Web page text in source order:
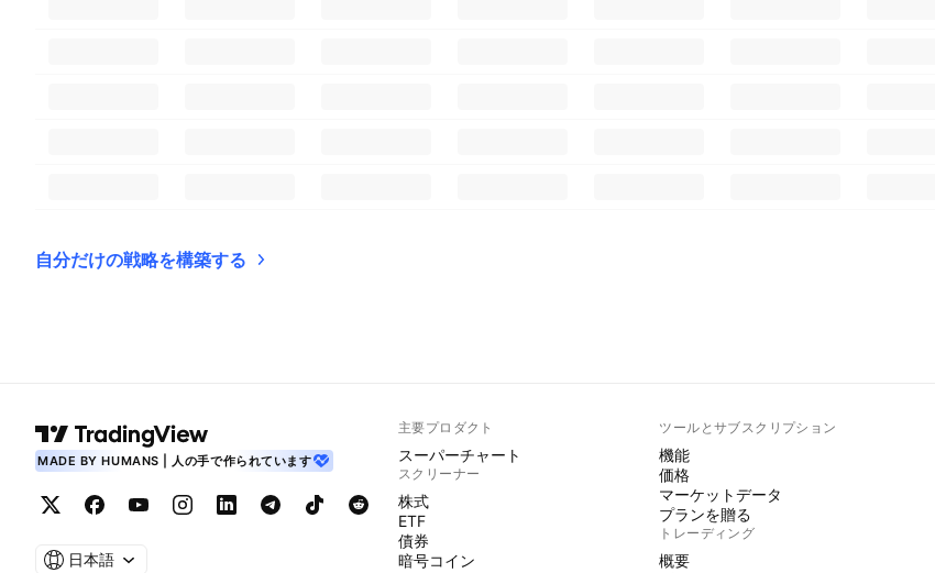
自分だけの戦略を構築する
MADE BY HUMANS | 人の手で作られています
日本語
主要プロダクト
スーパーチャート
スクリーナー
株式
ETF
債券
暗号コイン
ツールとサブスクリプション
機能
価格
マーケットデータ
プランを贈る
トレーディング
概要